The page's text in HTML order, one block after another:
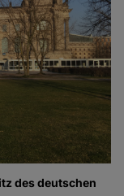
des deutschen